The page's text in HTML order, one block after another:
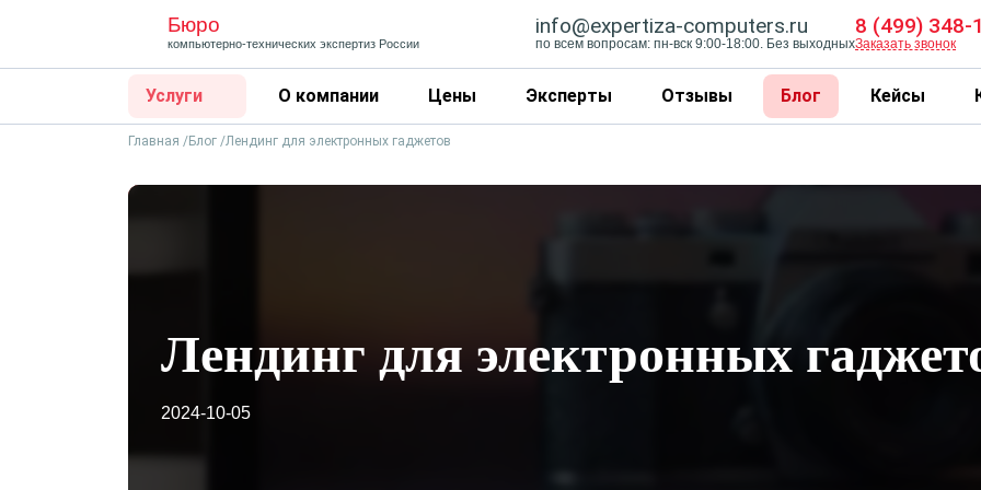
Бюро
компьютерно-технических экспертиз России
info@expertiza-computers.ru
по всем вопросам: пн-вск 9:00-18:00. Без выходных
8 (499) 348-
Заказать звонок
Услуги
О компании Цены Эксперты Отзывы Блог Кейсы
Главная Блог Лендинг для электронных гаджетов
Лендинг для электронных
2024-10-05